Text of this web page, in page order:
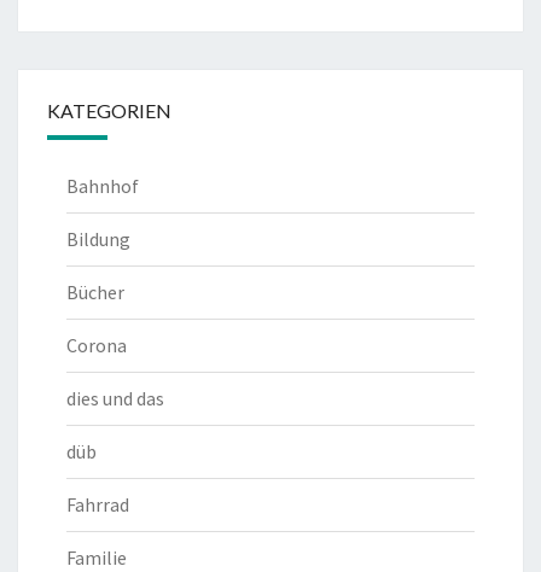
KATEGORIEN
Bahnhof
Bildung
Bücher
Corona
dies und das
düb
Fahrrad
Familie